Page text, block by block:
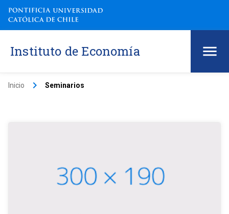
Instituto de Economía
Inicio keyboard_arrow_right Seminarios